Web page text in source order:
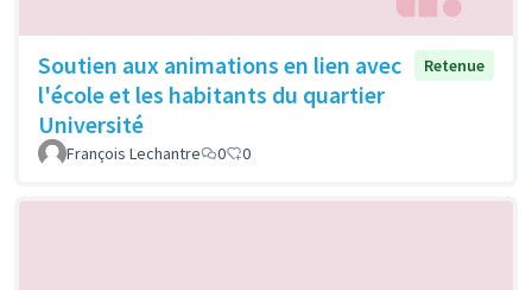
Soutien aux animations en lien avec
l'école et les habitants du quartier
Université
Retenue
François Lechantre 0 0